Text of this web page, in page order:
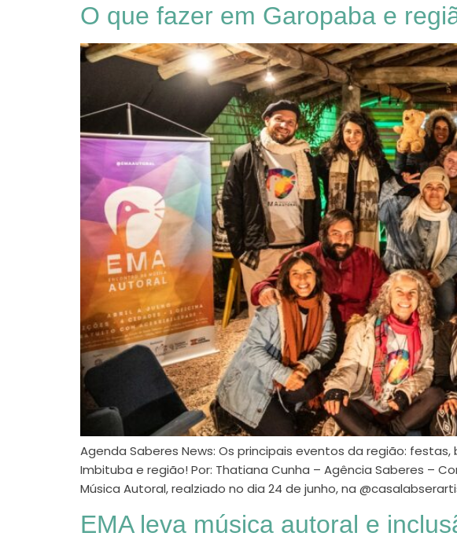
O que fazer em Garopaba e
Agenda Saberes News: Os principais eventos da região:
Imbituba e região! Por: Thatiana Cunha – Agência Saberes –
Música Autoral, realziado no dia 24 de junho, na
EMA leva música autoral e